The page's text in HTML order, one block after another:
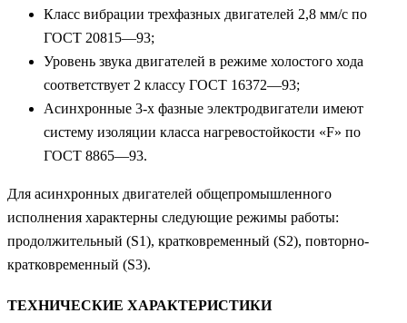
Класс вибрации трехфазных двигателей 2,8 мм/с по
ГОСТ 20815—93;
Уровень звука двигателей в режиме холостого хода
соответствует 2 классу ГОСТ 16372—93;
Асинхронные 3-х фазные электродвигатели имеют
систему изоляции класса нагревостойкости «F» по
ГОСТ 8865—93.
Для асинхронных двигателей общепромышленного
исполнения характерны следующие режимы работы:
продолжительный (S1), кратковременный (S2), повторно-
кратковременный (S3).
ТЕХНИЧЕСКИЕ ХАРАКТЕРИСТИКИ